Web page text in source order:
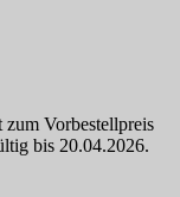
Vorbestellpreis
bis 20.04.2026.